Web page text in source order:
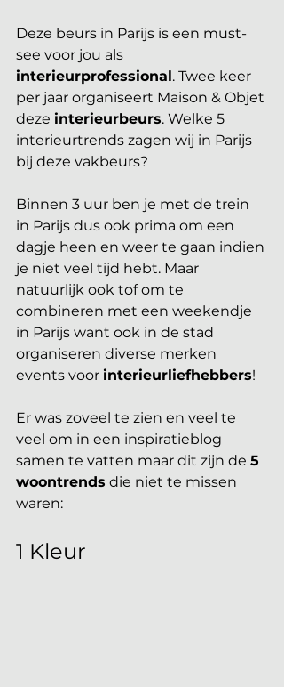
Deze beurs in Parijs is een must-
see voor jou als
interieurprofessional. Twee keer
per jaar organiseert Maison & Objet
deze interieurbeurs. Welke 5
interieurtrends zagen wij in Parijs
bij deze vakbeurs?
Binnen 3 uur ben je met de trein
in Parijs dus ook prima om een
dagje heen en weer te gaan indien
je niet veel tijd hebt. Maar
natuurlijk ook tof om te
combineren met een weekendje
in Parijs want ook in de stad
organiseren diverse merken
events voor interieurliefhebbers!
Er was zoveel te zien en veel te
veel om in een inspiratieblog
samen te vatten maar dit zijn de 5
woontrends die niet te missen
waren:
1 Kleur